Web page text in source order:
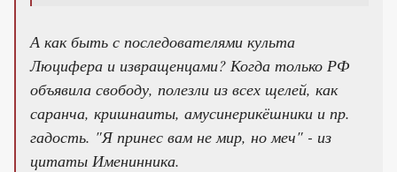
А как быть с последователями культа
Люцифера и извращенцами? Когда только РФ
объявила свободу, полезли из всех щелей, как
саранча, кришнаиты, амусинерикёшники и пр.
гадость. "Я принес вам не мир, но меч" - из
цитаты Именинника.